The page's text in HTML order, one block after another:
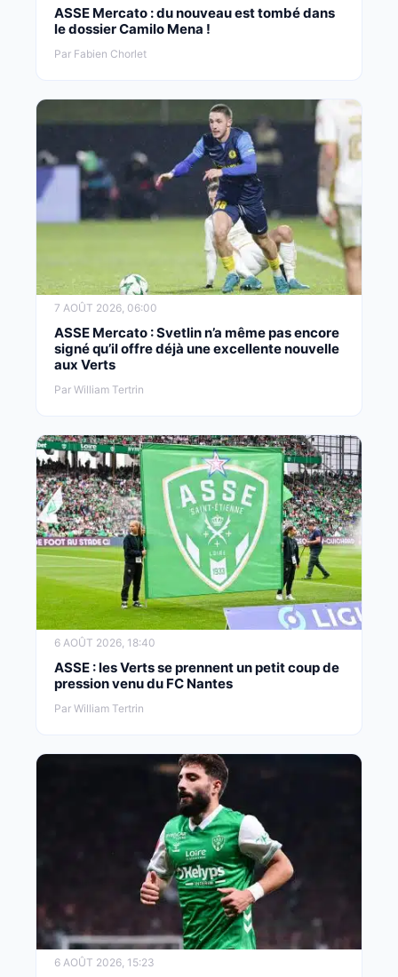
ASSE Mercato : du nouveau est tombé dans
le dossier Camilo Mena !
Par Fabien Chorlet
7 AOÛT 2026, 06:00
ASSE Mercato : Svetlin n’a même pas encore
signé qu’il offre déjà une excellente nouvelle
aux Verts
Par William Tertrin
6 AOÛT 2026, 18:40
ASSE : les Verts se prennent un petit coup de
pression venu du FC Nantes
Par William Tertrin
6 AOÛT 2026, 15:23